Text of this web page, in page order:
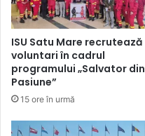
ISU Satu Mare recrutează
voluntari în cadrul
programului „Salvator din
Pasiune”
15 ore în urmă